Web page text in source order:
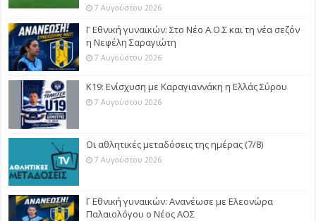
7 Αυγούστου 2026
Γ Εθνική γυναικών: Στο Νέο Α.Ο.Σ και τη νέα σεζόν
η Νεφέλη Σαραγιώτη
7 Αυγούστου 2026
Κ19: Ενίσχυση με Καραγιαννάκη η Ελλάς Σύρου
7 Αυγούστου 2026
Οι αθλητικές μεταδόσεις της ημέρας (7/8)
7 Αυγούστου 2026
Γ Εθνική γυναικών: Ανανέωσε με Ελεονώρα
Παλαιολόγου ο Νέος ΑΟΣ